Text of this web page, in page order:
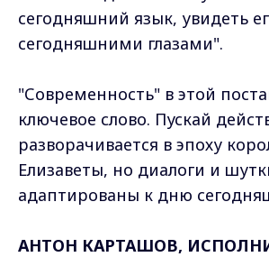
сегодняшний язык, увидеть
сегодняшними глазами".
"Современность" в этой
ключевое слово. Пускай
разворачивается в эпоху
Елизаветы, но диалоги и
адаптированы к дню
АНТОН КАРТАШОВ,